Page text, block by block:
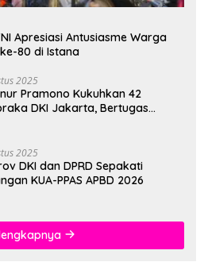
Apresiasi Antusiasme Warga
80 di Istana
2025
Pramono Kukuhkan 42
DKI Jakarta, Bertugas
2025
DKI dan DPRD Sepakati
KUA-PPAS APBD 2026